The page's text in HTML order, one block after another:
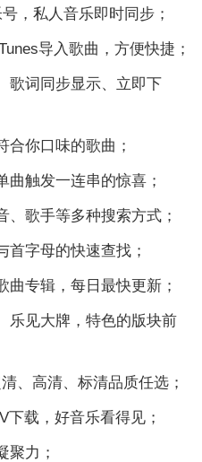
私人音乐即时同步；
导入歌曲，方便快捷；
词同步显示、立即下
你口味的歌曲；
触发一连串的惊喜；
歌手等多种搜索方式；
字母的快速查找；
专辑，每日最快更新；
见大牌，特色的版块前
高清、标清品质任选；
载，好音乐看得见；
力；